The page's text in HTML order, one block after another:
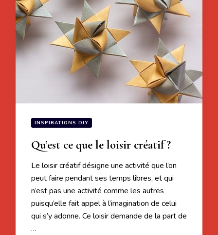
INSPIRATIONS DIY
Qu’est ce que le loisir créatif ?
Le loisir créatif désigne une activité que l’on
peut faire pendant ses temps libres, et qui
n’est pas une activité comme les autres
puisqu’elle fait appel à l’imagination de celui
qui s’y adonne. Ce loisir demande de la part de
…